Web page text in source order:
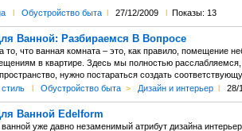
l Обустройство быта l 27/12/2009 l Показы: 13
Ванной: Разбираемся В Вопросе
то, что ванная комната – это, как правило, помещение
в квартире. Здесь мы полностью
нужно постараться создать
l Обустройство быта > Дизайн и интерьер l 28/
Ванной Edelform
уже давно незаменимый атрибут дизайна